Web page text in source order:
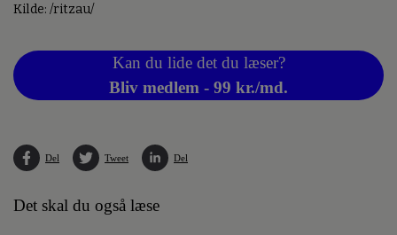
Kilde: /ritzau/
Kan du lide det du læser?
Bliv medlem - 99 kr./md.
Del Tweet Del
Det skal du også læse